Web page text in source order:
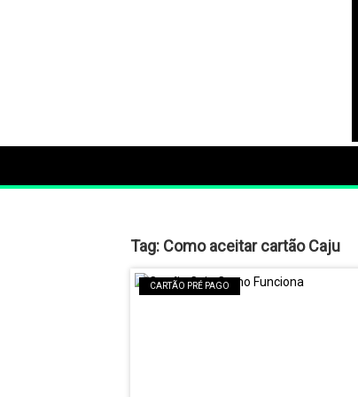
Tag: Como aceitar cartão Caju
CARTÃO PRÉ PAGO